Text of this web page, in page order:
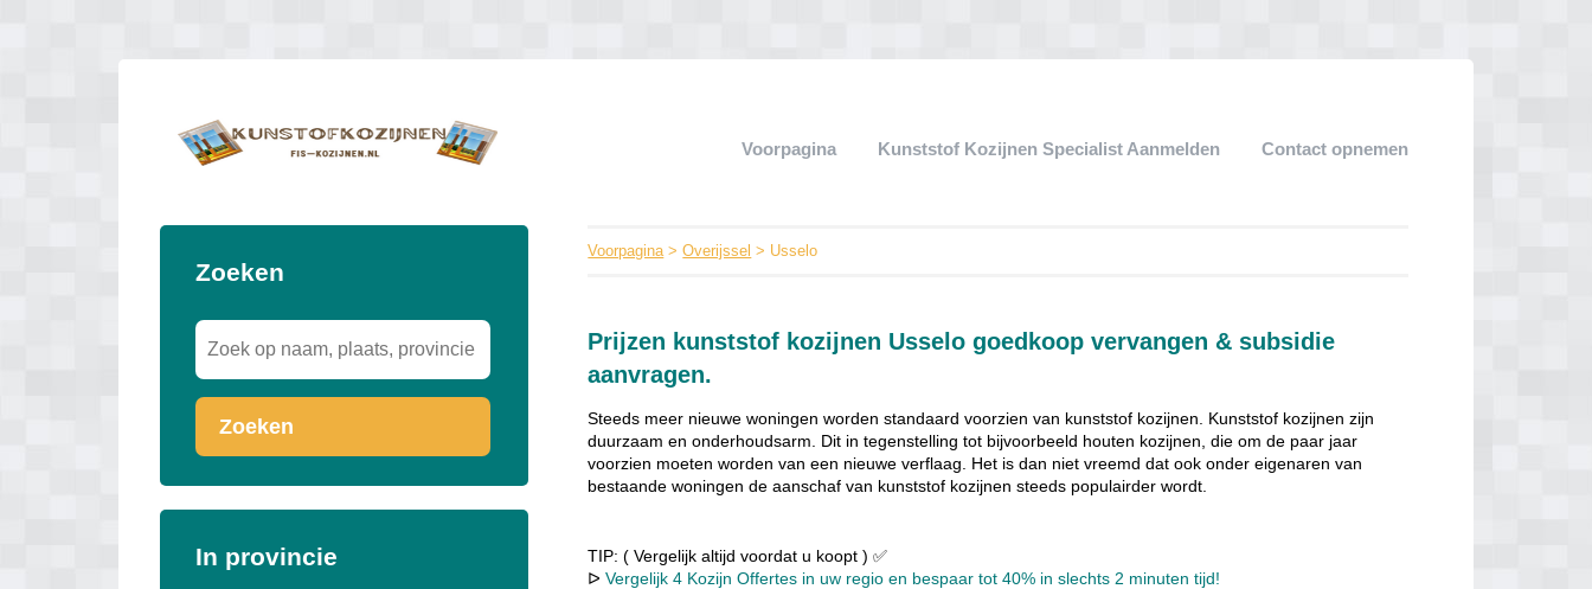
Voorpagina Kunststof Kozijnen Specialist Aanmelden Contact opnemen
Zoeken
Zoeken
In provincie
Voorpagina>Overijssel > Usselo
Prijzen kunststof kozijnen Usselo goedkoop vervangen & subsidie
aanvragen.
Steeds meer nieuwe woningen worden standaard voorzien van kunststof kozijnen. Kunststof kozijnen zijn
duurzaam en onderhoudsarm. Dit in tegenstelling tot bijvoorbeeld houten kozijnen, die om de paar jaar
voorzien moeten worden van een nieuwe verflaag. Het is dan niet vreemd dat ook onder eigenaren van
bestaande woningen de aanschaf van kunststof kozijnen steeds populairder wordt.
TIP: ( Vergelijk altijd voordat u koopt ) ✅
ᐅVergelijk 4 Kozijn Offertes in uw regio en bespaar tot 40% in slechts 2 minuten tijd!